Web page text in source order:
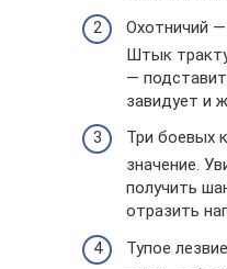
Охотничий —
Штык
—
завидует и
Три боевых
значение.
получить
отразить
Тупое